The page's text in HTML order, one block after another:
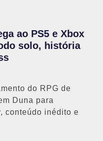
ao PS5 e Xbox
solo, história
do RPG de
Duna para
conteúdo inédito e